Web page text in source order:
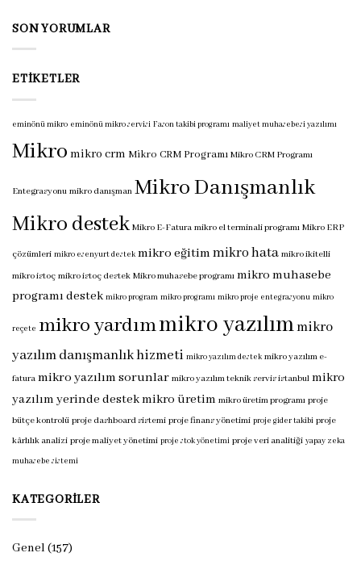
için
SON YORUMLAR
ETIKETLER
eminönü mikro eminönü mikro servisi Fason takibi programı maliyet muhasebesi yazılımı
Mikro mikro crm Mikro CRM Programı Mikro CRM Programı
Entegrasyonu mikro danışman Mikro Danışmanlık
Mikro destek Mikro E-Fatura mikro el terminali programı Mikro ERP
çözümleri mikro esenyurt destek mikro eğitimmikro hata mikro ikitelli
mikro istoç mikro istoç destek Mikro muhasebe programı mikro muhasebe
programı destek mikro program mikro programı mikro proje entegrasyonu mikro
reçete mikro yardımmikro yazılımmikro
yazılım danışmanlık hizmeti mikro yazılım destek mikro yazılım e-
fatura mikro yazılım sorunlar mikro yazılım teknik servis istanbul mikro
yazılım yerinde destekmikro üretim mikro üretim programı proje
bütçe kontrolü proje dashboard sistemi proje finans yönetimi proje gider takibi proje
kârlılık analizi proje maliyet yönetimi proje stok yönetimi proje veri analitiği yapay zeka
muhasebe sistemi
KATEGORILER
Genel(157)